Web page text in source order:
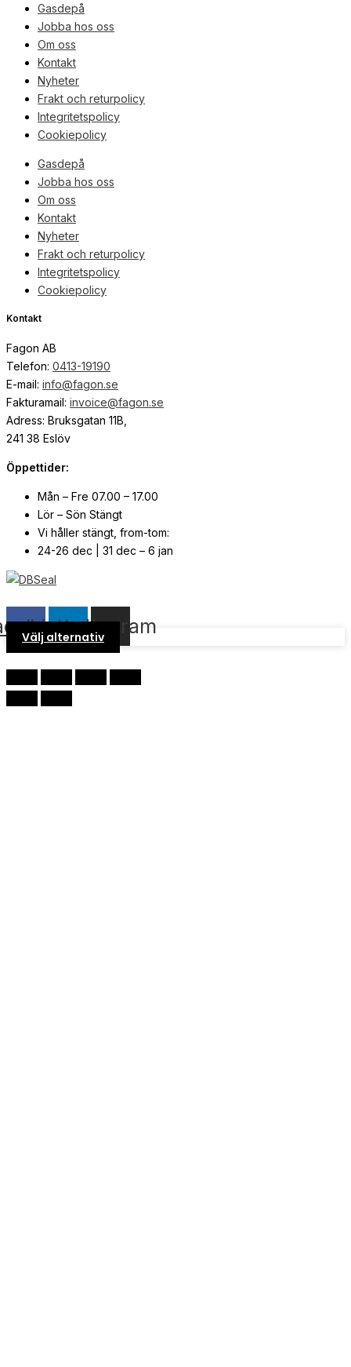
Gasdepå
Jobba hos oss
Om oss
Kontakt
Nyheter
Frakt och returpolicy
Integritetspolicy
Cookiepolicy
Gasdepå
Jobba hos oss
Om oss
Kontakt
Nyheter
Frakt och returpolicy
Integritetspolicy
Cookiepolicy
Kontakt
Fagon AB
Telefon: 0413-19190
E-mail: info@fagon.se
Fakturamail: invoice@fagon.se
Adress: Bruksgatan 11B,
241 38 Eslöv
Öppettider:
Mån – Fre 07.00 – 17.00
Lör – Sön Stängt
Vi håller stängt, from-tom:
24-26 dec | 31 dec – 6 jan
Linkedin
Instagram
Välj alternativ